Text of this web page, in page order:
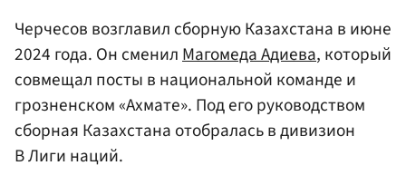
Черчесов возглавил сборную Казахстана в июне
2024 года. Он сменилМагомеда Адиева, который
совмещал посты в национальной команде и
грозненском «Ахмате». Под его руководством
сборная Казахстана отобралась в дивизион
В Лиги наций.